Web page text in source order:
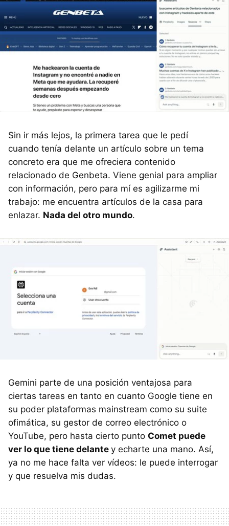
Sin ir más lejos, la primera tarea que le pedí
cuando tenía delante un artículo sobre un tema
concreto era que me ofreciera contenido
relacionado de Genbeta. Viene genial para ampliar
con información, pero para mí es agilizarme mi
trabajo: me encuentra artículos de la casa para
enlazar. Nada del otro mundo.
Gemini parte de una posición ventajosa para
ciertas tareas en tanto en cuanto Google tiene en
su poder plataformas mainstream como su suite
ofimática, su gestor de correo electrónico o
YouTube, pero hasta cierto punto Comet puede
ver lo que tiene delante y echarte una mano. Así,
ya no me hace falta ver vídeos: le puede interrogar
y que resuelva mis dudas.